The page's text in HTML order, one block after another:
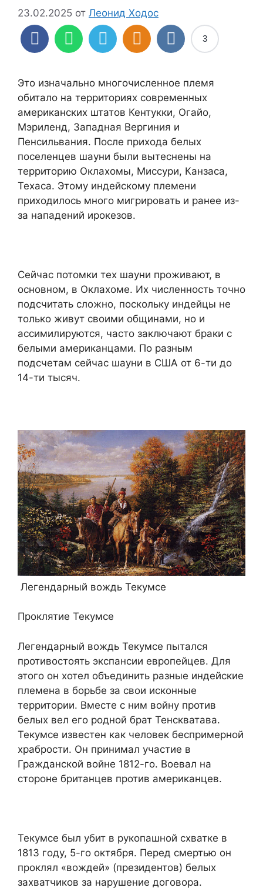
23.02.2025 от Леонид Ходос
3
Это изначально многочисленное племя
обитало на территориях современных
американских штатов Кентукки, Огайо,
Мэриленд, Западная Вергиния и
Пенсильвания. После прихода белых
поселенцев шауни были вытеснены на
территорию Оклахомы, Миссури, Канзаса,
Техаса. Этому индейскому племени
приходилось много мигрировать и ранее из-
за нападений ирокезов.
Сейчас потомки тех шауни проживают, в
основном, в Оклахоме. Их численность точно
подсчитать сложно, поскольку индейцы не
только живут своими общинами, но и
ассимилируются, часто заключают браки с
белыми американцами. По разным
подсчетам сейчас шауни в США от 6-ти до
14-ти тысяч.
Легендарный вождь Текумсе
Проклятие Текумсе
Легендарный вождь Текумсе пытался
противостоять экспансии европейцев. Для
этого он хотел объединить разные индейские
племена в борьбе за свои исконные
территории. Вместе с ним войну против
белых вел его родной брат Тенскватава.
Текумсе известен как человек беспримерной
храбрости. Он принимал участие в
Гражданской войне 1812-го. Воевал на
стороне британцев против американцев.
Текумсе был убит в рукопашной схватке в
1813 году, 5-го октября. Перед смертью он
проклял «вождей» (президентов) белых
захватчиков за нарушение договора.